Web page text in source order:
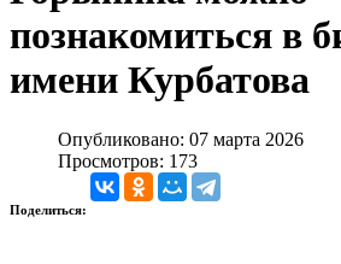
познакомиться в
имени Курбатова
Опубликовано: 07 марта 2026
Просмотров: 173
Поделиться: